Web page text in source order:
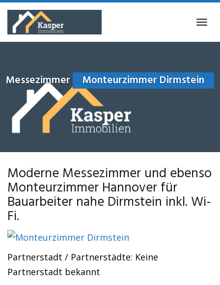
Skip
main
Messezimmer Monteurzimmer Dirmstein
Moderne Messezimmer und ebenso
Monteurzimmer Hannover für
Bauarbeiter nahe Dirmstein inkl. Wi-
Fi.
Partnerstadt / Partnerstädte: Keine
Partnerstadt bekannt